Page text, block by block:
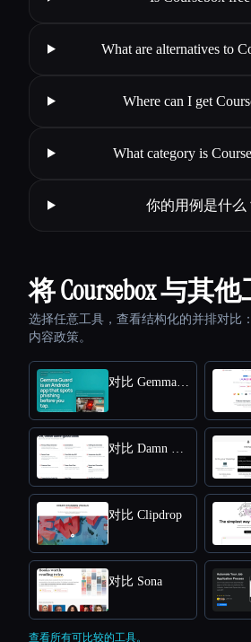
What are alternatives to
Where can I get
What category is
你的用例是什么
将 Coursebox 与其
选择任意工具，查看结构化的并排对比
内容政策。
对比 Clipdrop
对比 Sona
查看所有可比较的工具。